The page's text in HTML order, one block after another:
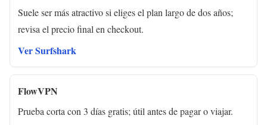
Suele ser más atractivo si eliges el plan largo de dos años;
revisa el precio final en checkout.
Ver Surfshark
FlowVPN
Prueba corta con 3 días gratis; útil antes de pagar o viajar.